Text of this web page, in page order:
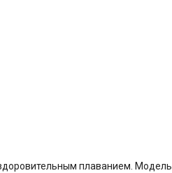
плаванием. Модель